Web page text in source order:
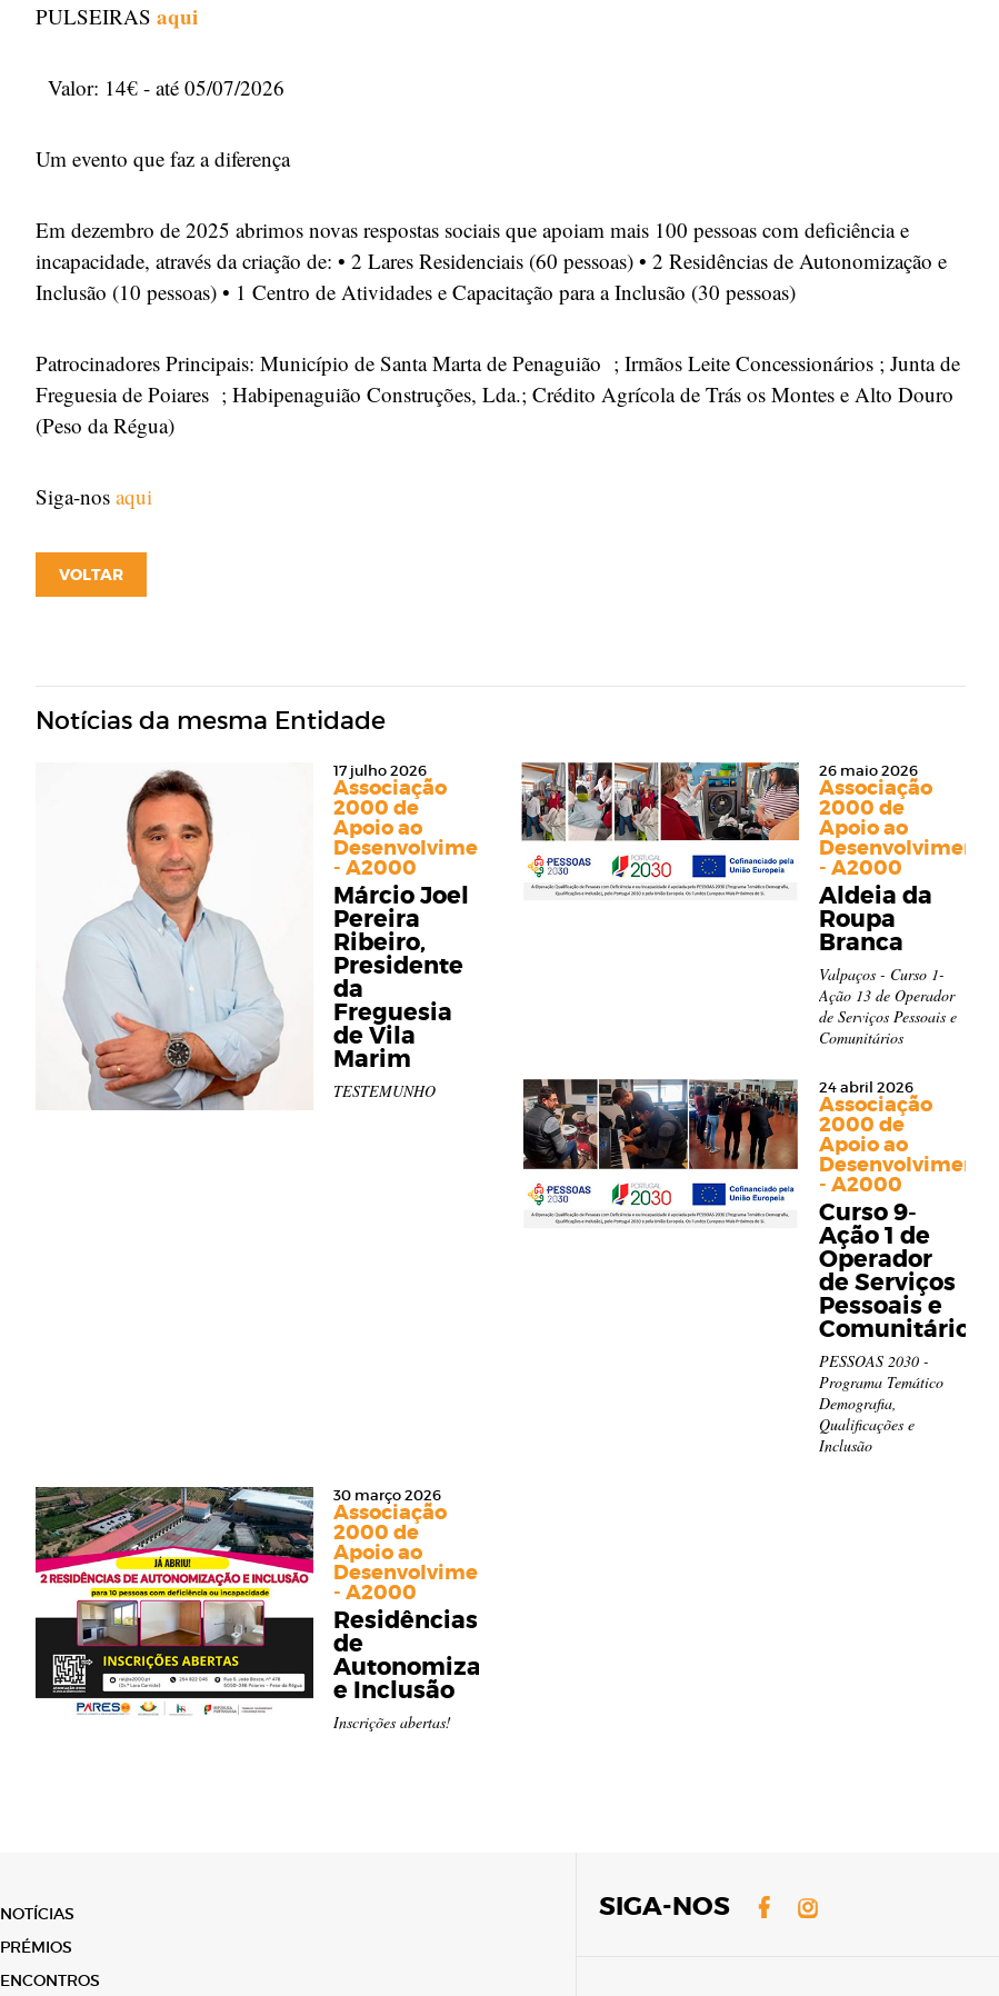
PULSEIRAS aqui
Valor: 14€ - até 05/07/2026
Um evento que faz a diferença
Em dezembro de 2025 abrimos novas respostas sociais que apoiam mais 100 pessoas com deficiência e
incapacidade, através da criação de: • 2 Lares Residenciais (60 pessoas) • 2 Residências de Autonomização e
Inclusão (10 pessoas) • 1 Centro de Atividades e Capacitação para a Inclusão (30 pessoas)
Patrocinadores Principais: Município de Santa Marta de Penaguião ; Irmãos Leite Concessionários ; Junta de
Freguesia de Poiares ; Habipenaguião Construções, Lda.; Crédito Agrícola de Trás os Montes e Alto Douro
(Peso da Régua)
Siga-nos aqui
VOLTAR
Notícias da mesma Entidade
17 julho 2026
Associação
2000 de
Apoio ao
Desenvolvimento
- A2000
Márcio Joel
Pereira
Ribeiro,
Presidente
da
Freguesia
de Vila
Marim
TESTEMUNHO
26 maio 2026
Associação
2000 de
Apoio ao
Desenvolvimento
- A2000
Aldeia da
Roupa
Branca
Valpaços - Curso 1-
Ação 13 de Operador
de Serviços Pessoais e
Comunitários
24 abril 2026
Associação
2000 de
Apoio ao
Desenvolvimento
- A2000
Curso 9-
Ação 1 de
Operador
de Serviços
Pessoais e
Comunitários
PESSOAS 2030 -
Programa Temático
Demografia,
Qualificações e
Inclusão
30 março 2026
Associação
2000 de
Apoio ao
Desenvolvimento
- A2000
Residências
de
Autonomização
e Inclusão
Inscrições abertas!
NOTÍCIAS
PRÉMIOS
ENCONTROS
SIGA-NOS Facebook
Instagram